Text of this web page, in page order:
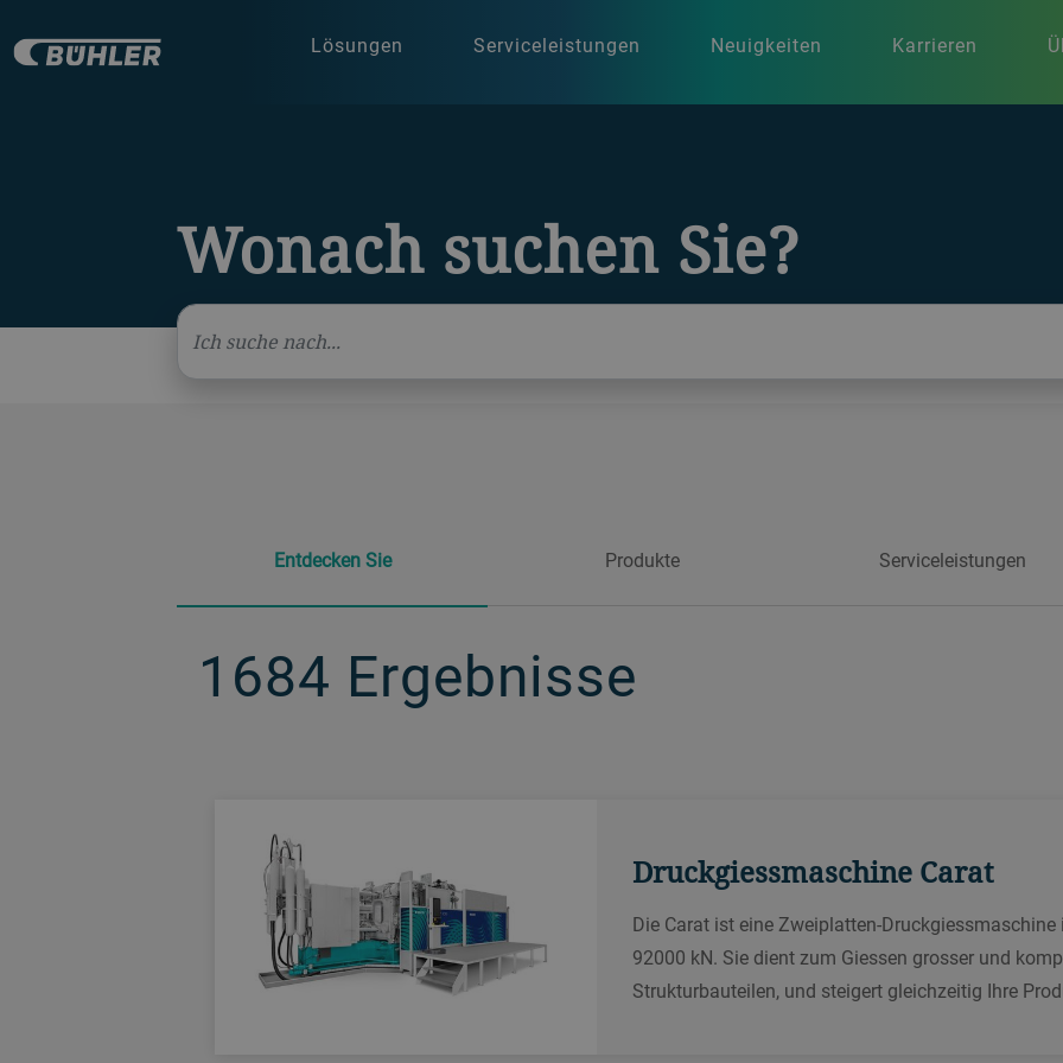
Lösungen Serviceleistungen Neuigkeiten Karrieren
Wonach suchen Sie?
Entdecken Sie Produkte Serviceleistungen
1684 Ergebnisse
Druckgiessmaschine Carat
Die Carat ist eine Zweiplatten-
92000 kN. Sie dient zum Giessen grosser und
Strukturbauteilen, und steigert gleichzeitig Ihre
383Ergebnisse
110Ergebnisse
Der Bühler Service für Prüfung und Untersuchung
kundenspezifische Prüfungen, Nullserien sowie
Druckguss-Anwendungszentren und
155Ergebnisse
Anwendungszentrum für
Deutschland
Gewerbeparkstrasse 44, Reichshof, 51580